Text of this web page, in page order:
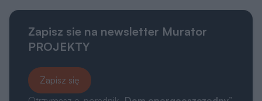
Zapisz sie na newsletter Murator
PROJEKTY
Zapisz się